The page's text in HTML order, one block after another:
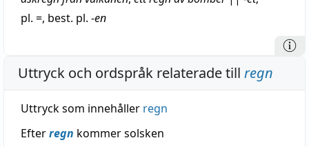
pl. =, best. pl. -en
Uttryck och ordspråk relaterade till regn
Uttryck som innehåller regn
Efterregn kommer solsken